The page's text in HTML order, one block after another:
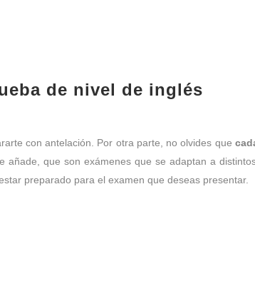
de nivel de inglés
con antelación. Por otra parte, no olvides que
que son exámenes que se adaptan a
preparado para el examen que deseas presentar.